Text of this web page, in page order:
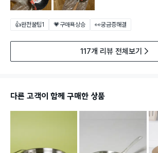
👍완전꿀팁1 💗구매욕상승 👀궁금증해결
117개 리뷰 전체보기
다른 고객이 함께 구매한 상품